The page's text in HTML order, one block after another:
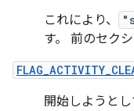
これにより、
す。 前のセク
開始しようと